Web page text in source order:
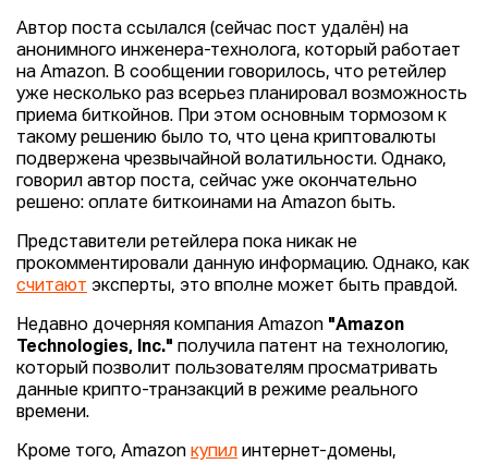
Автор поста ссылался (сейчас пост удалён) на
анонимного инженера-технолога, который работает
на Amazon. В сообщении говорилось, что ретейлер
уже несколько раз всерьез планировал возможность
приема биткойнов. При этом основным тормозом к
такому решению было то, что цена криптовалюты
подвержена чрезвычайной волатильности. Однако,
говорил автор поста, сейчас уже окончательно
решено: оплате биткоинами на Amazon быть.
Представители ретейлера пока никак не
прокомментировали данную информацию. Однако, как
считают эксперты, это вполне может быть правдой.
Недавно дочерняя компания Amazon "Amazon
Technologies, Inc." получила патент на технологию,
который позволит пользователям просматривать
данные крипто-транзакций в режиме реального
времени.
Кроме того, Amazon купил интернет-домены,